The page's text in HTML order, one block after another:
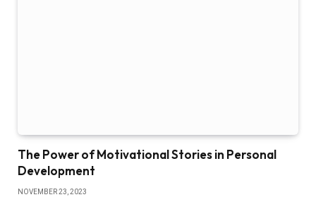
The Power of Motivational Stories in Personal
Development
NOVEMBER 23, 2023